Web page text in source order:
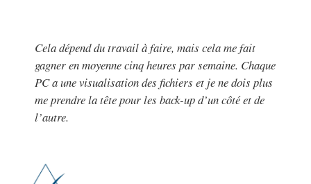
Cela dépend du travail à faire, mais cela me fait
gagner en moyenne cinq heures par semaine. Chaque
PC a une visualisation des fichiers et je ne dois plus
me prendre la tête pour les back-up d’un côté et de
l’autre.